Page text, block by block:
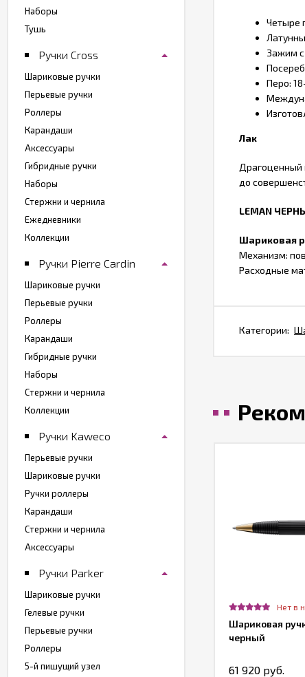
Четыре
Зажим
Перо:
Лак
Драгоценный
до
LEMAN
Шариковая
Механизм:
Расходные
Категории:
в наличии
Leman Bi-Fonction Black RH,
коробка
000 руб.
Нет в
Шариковая
черный
61 920 руб.
Наборы
Тушь
Ручки Cross
Шариковые ручки
Перьевые ручки
Роллеры
Карандаши
Аксессуары
Гибридные ручки
Наборы
Стержни и чернила
Ежедневники
Коллекции
Ручки Pierre Cardin
Шариковые ручки
Перьевые ручки
Роллеры
Карандаши
Гибридные ручки
Наборы
Стержни и чернила
Коллекции
Ручки Kaweco
Перьевые ручки
Шариковые ручки
Ручки роллеры
Карандаши
Стержни и чернила
Аксессуары
Ручки Parker
Шариковые ручки
Гелевые ручки
Перьевые ручки
Роллеры
5-й пишущий узел